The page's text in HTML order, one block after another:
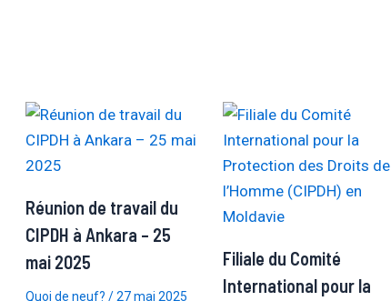
Réunion de travail du
CIPDH à Ankara – 25
mai 2025
Quoi de neuf? /27 mai 2025
Filiale du Comité
International pour la